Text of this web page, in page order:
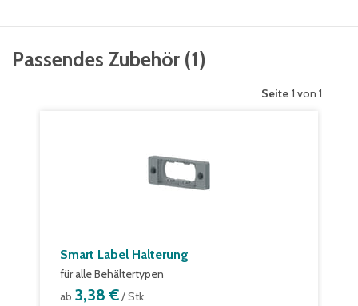
Passendes Zubehör (1)
Seite 1 von 1
Smart Label Halterung
für alle Behältertypen
ab 3,38 €/ Stk.